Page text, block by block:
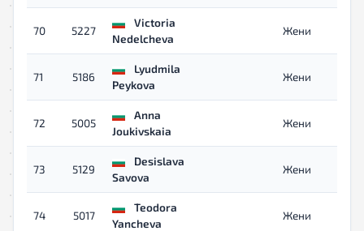
70 5227
Victoria
Nedelcheva
Жени
71 5186
Lyudmila
Peykova
Жени
72 5005
Anna
Joukivskaia
Жени
73 5129
Desislava
Savova
Жени
74 5017
Teodora
Yancheva
Жени